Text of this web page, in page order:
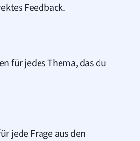
Feedback.
für jedes Thema, das du
jede Frage aus den